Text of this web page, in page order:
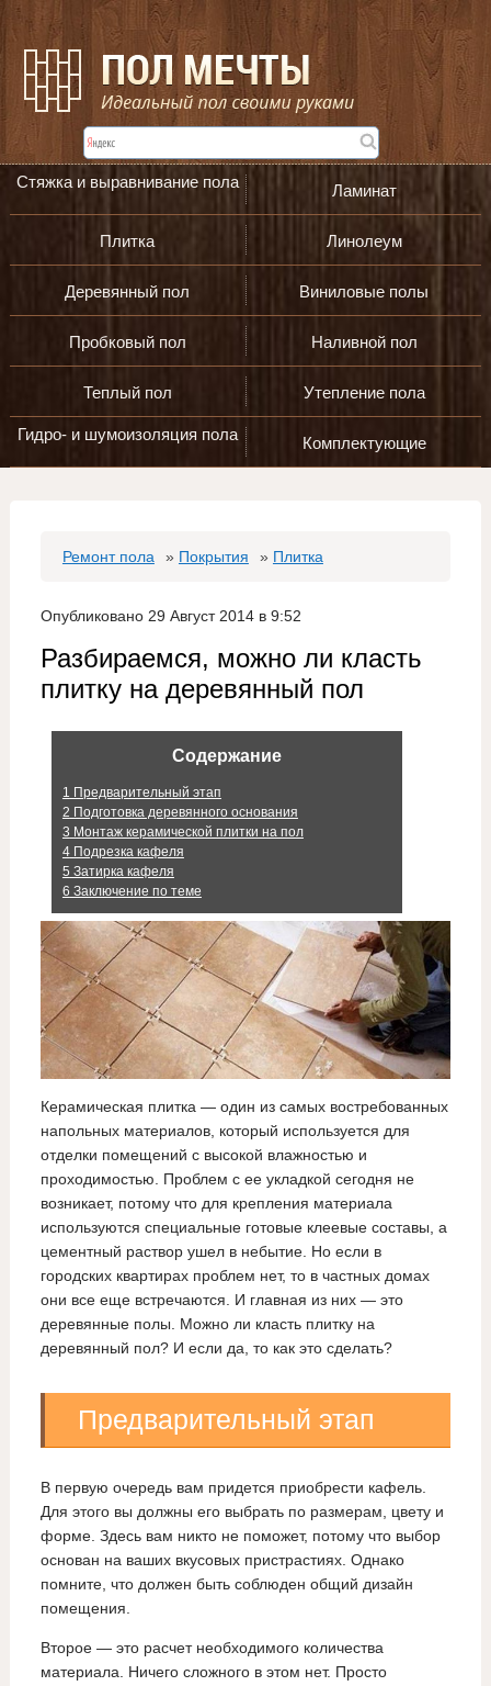
Стяжка и выравнивание пола Ламинат
Плитка Линолеум
Деревянный пол Виниловые полы
Пробковый пол Наливной пол
Теплый пол Утепление пола
Гидро- и шумоизоляция пола Комплектующие
Ремонт пола » Покрытия » Плитка
Опубликовано 29 Август 2014 в 9:52
Разбираемся, можно ли класть
плитку на деревянный пол
Содержание
1 Предварительный этап
2 Подготовка деревянного основания
3 Монтаж керамической плитки на пол
4Подрезка кафеля
5 Затирка кафеля
6 Заключение по теме
Керамическая плитка — один из самых востребованных
напольных материалов, который используется для
отделки помещений с высокой влажностью и
проходимостью. Проблем с ее укладкой сегодня не
возникает, потому что для крепления материала
используются специальные готовые клеевые составы, а
цементный раствор ушел в небытие. Но если в
городских квартирах проблем нет, то в частных домах
они все еще встречаются. И главная из них — это
деревянные полы. Можно ли класть плитку на
деревянный пол? И если да, то как это сделать?
Предварительный этап
В первую очередь вам придется приобрести кафель.
Для этого вы должны его выбрать по размерам, цвету и
форме. Здесь вам никто не поможет, потому что выбор
основан на ваших вкусовых пристрастиях. Однако
помните, что должен быть соблюден общий дизайн
помещения.
Второе — это расчет необходимого количества
материала. Ничего сложного в этом нет. Просто